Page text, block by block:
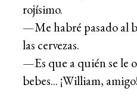
rojísimo.
—Me habré pasado al
las cervezas.
—Es que a quién se le
bebes... ¡William,